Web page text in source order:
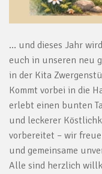
… und dieses Jahr
euch in unseren neu
in der Kita
Kommt vorbei in die
erlebt einen bunten
und leckerer
vorbereitet – wir
und gemeinsame
Alle sind herzlich